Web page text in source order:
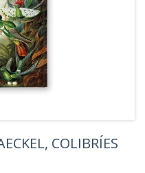
COLIBRÍES